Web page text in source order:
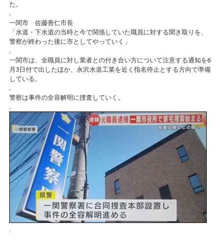
た。
.
一関市 佐藤善仁市長
「水道・下水道の当時と今で関係していた職員に対する聞き取りを、
警察が終わった後に市としてやっていく」
.
一関市は、全職員に対し業者との付き合い方について注意する通知を6
月3日付で出したほか、永沢水道工業を近く指名停止とする方向で準備
している。
.
警察は事件の全容解明に捜査していく。
.
.